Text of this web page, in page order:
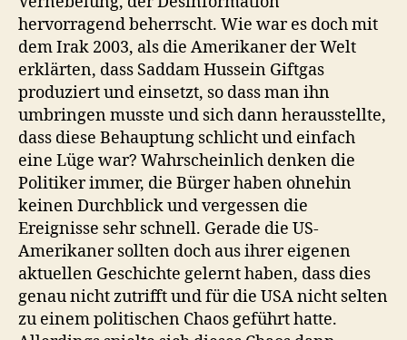
hervorragend beherrscht. Wie war es doch mit
dem Irak 2003, als die Amerikaner der Welt
erklärten, dass Saddam Hussein Giftgas
produziert und einsetzt, so dass man ihn
umbringen musste und sich dann herausstellte,
dass diese Behauptung schlicht und einfach
eine Lüge war? Wahrscheinlich denken die
Politiker immer, die Bürger haben ohnehin
keinen Durchblick und vergessen die
Ereignisse sehr schnell. Gerade die US-
Amerikaner sollten doch aus ihrer eigenen
aktuellen Geschichte gelernt haben, dass dies
genau nicht zutrifft und für die USA nicht selten
zu einem politischen Chaos geführt hatte.